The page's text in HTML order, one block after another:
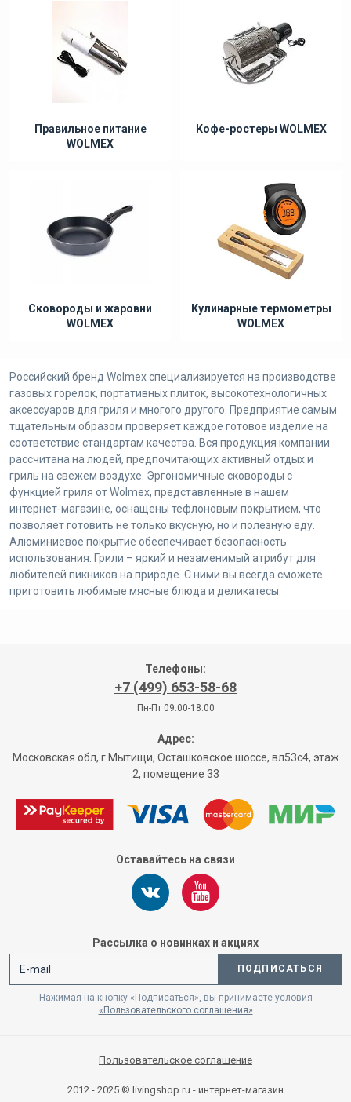
Правильное питание
WOLMEX
Кофе-ростеры WOLMEX
Сковороды и жаровни
WOLMEX
Кулинарные термометры
WOLMEX
Российский бренд Wolmex специализируется на производстве
газовых горелок, портативных плиток, высокотехнологичных
аксессуаров для гриля и многого другого. Предприятие самым
тщательным образом проверяет каждое готовое изделие на
соответствие стандартам качества. Вся продукция компании
рассчитана на людей, предпочитающих активный отдых и
гриль на свежем воздухе. Эргономичные сковороды с
функцией гриля от Wolmex, представленные в нашем
интернет-магазине, оснащены тефлоновым покрытием, что
позволяет готовить не только вкусную, но и полезную еду.
Алюминиевое покрытие обеспечивает безопасность
использования. Грили – яркий и незаменимый атрибут для
любителей пикников на природе. С ними вы всегда сможете
приготовить любимые мясные блюда и деликатесы.
Телефоны:
+7 (499) 653-58-68
Пн-Пт 09:00-18:00
Адрес:
Московская обл, г Мытищи, Осташковское шоссе, вл53с4, этаж
2, помещение 33
Оставайтесь на связи
Рассылка о новинках и акциях
ПОДПИСАТЬСЯ
Нажимая на кнопку «Подписаться», вы принимаете условия
«Пользовательского соглашения»
Пользовательское соглашение
2012 - 2025 © livingshop.ru - интернет-магазин